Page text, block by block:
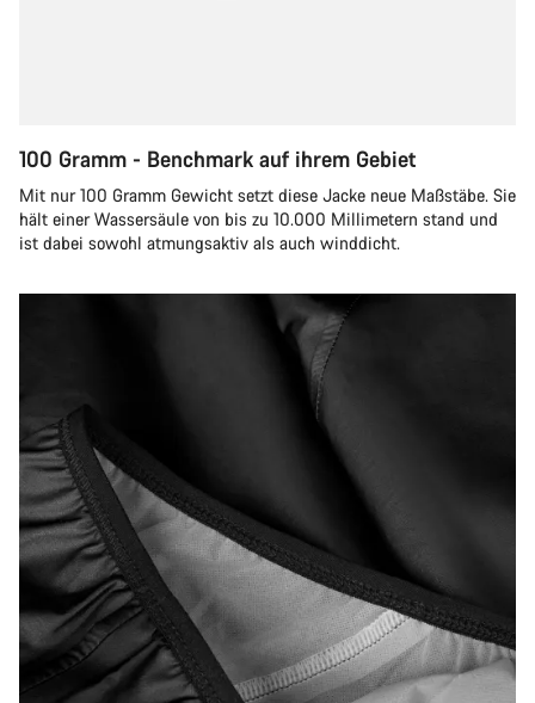
100 Gramm - Benchmark auf ihrem Gebiet
Mit nur 100 Gramm Gewicht setzt diese Jacke neue Maßstäbe. Sie
hält einer Wassersäule von bis zu 10.000 Millimetern stand und
ist dabei sowohl atmungsaktiv als auch winddicht.